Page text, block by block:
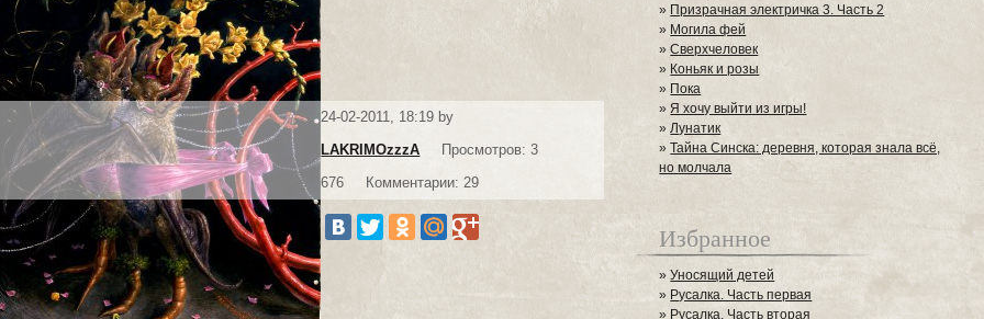
24-02-2011, 18:19 by
LAKRIMOzzzA
Просмотров: 3
676
Комментарии: 29
» Призрачная электричка 3. Часть 2
» Могила фей
»Сверхчеловек
» Коньяк и розы
» Пока
»Я хочу выйти из игры!
»Лунатик
»Тайна Синска: деревня, которая знала всё,
но молчала
Избранное
»Уносящий детей
» Русалка. Часть первая
» Русалка. Часть вторая